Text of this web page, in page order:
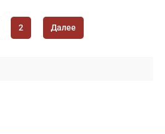
2 Далее